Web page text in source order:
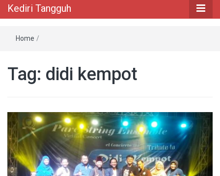
Kediri Tangguh
Home /
Tag: didi kempot